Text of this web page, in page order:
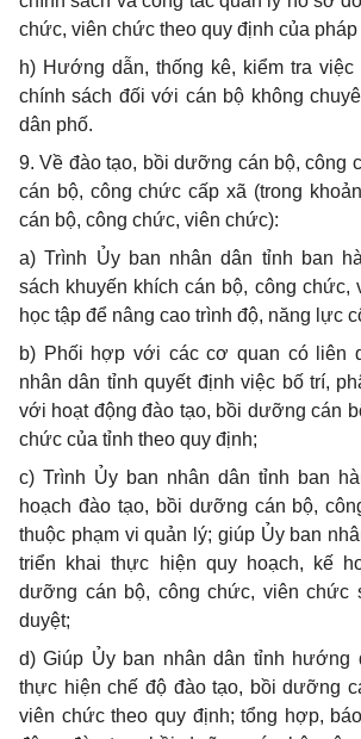
chức, viên chức theo quy định của pháp
h) Hướng dẫn, thống kê, kiểm tra
chính sách đối với cán bộ không
dân phố.
9.Về đào tạo, bồi dưỡng cán bộ,công
cán bộ, công chức cấp xã (trong
cán bộ, công chức, viên chức):
a)Trình Ủy ban nhân dân tỉnh ban
sách khuyến khích cán bộ, công chức,
học tập để nâng cao trình độ, năng lực
b) Phối hợp với các cơ quan có liên
nhân dân tỉnh quyết định việc bố trí,
với hoạt động đào tạo, bồi dưỡng cán
chức của tỉnh theo quy định;
c) Trình Ủy ban nhân dân tỉnh ban
hoạch đào tạo, bồi dưỡng cán bộ,
thuộc phạm vi quản lý; giúp Ủy ban
triển khai thực hiện quy hoạch, kế
dưỡng cán bộ, công chức, viên chức
duyệt;
d)Giúp Ủy ban nhân dân tỉnh hướng
thực hiện chế độ đào tạo, bồi dưỡng
viên chức theo quy định; tổng hợp,